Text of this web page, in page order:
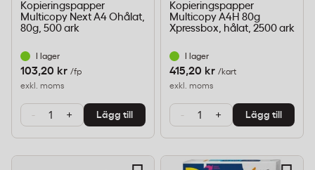
Kopieringspapper
Multicopy Next A4 Ohålat,
80g, 500 ark
I lager
103,20 kr /fp
exkl. moms
- + Lägg till
Kopieringspapper
Multicopy A4H 80g
Xpressbox, hålat, 2500 ark
I lager
415,20 kr /kart
exkl. moms
- + Lägg till